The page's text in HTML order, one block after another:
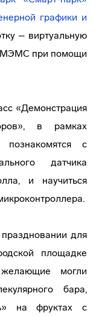
графики и
– виртуальную
МЭМС при помощи
«Демонстрация
в рамках
с
датчика
и научиться
для
площадке
могли
бара,
на фруктах с